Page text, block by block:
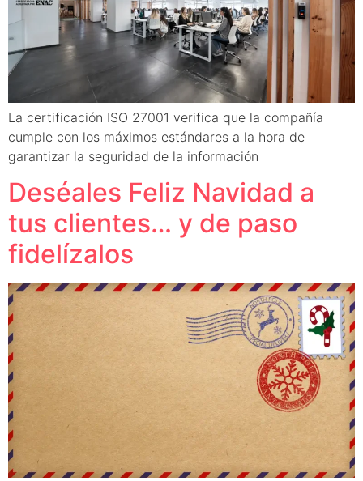
La certificación ISO 27001 verifica que la compañía
cumple con los máximos estándares a la hora de
garantizar la seguridad de la información
Deséales Feliz Navidad a
tus clientes… y de paso
fidelízalos